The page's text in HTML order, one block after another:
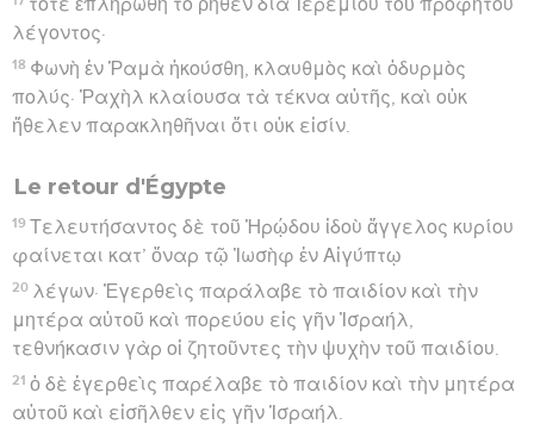
τότε ἐπληρώθη τὸ ῥηθὲν διὰ Ἰερεμίου τοῦ προφήτου
λέγοντος·
18 Φωνὴ ἐν Ῥαμὰ ἠκούσθη, κλαυθμὸς καὶ ὀδυρμὸς
πολύς· Ῥαχὴλ κλαίουσα τὰ τέκνα αὐτῆς, καὶ οὐκ
ἤθελεν παρακληθῆναι ὅτι οὐκ εἰσίν.
Le retour d'Égypte
19 Τελευτήσαντος δὲ τοῦ Ἡρῴδου ἰδοὺ ἄγγελος κυρίου
φαίνεται κατ’ ὄναρ τῷ Ἰωσὴφ ἐν Αἰγύπτῳ
20 λέγων· Ἐγερθεὶς παράλαβε τὸ παιδίον καὶ τὴν
μητέρα αὐτοῦ καὶ πορεύου εἰς γῆν Ἰσραήλ,
τεθνήκασιν γὰρ οἱ ζητοῦντες τὴν ψυχὴν τοῦ παιδίου.
21 ὁ δὲ ἐγερθεὶς παρέλαβε τὸ παιδίον καὶ τὴν μητέρα
αὐτοῦ καὶ εἰσῆλθεν εἰς γῆν Ἰσραήλ.